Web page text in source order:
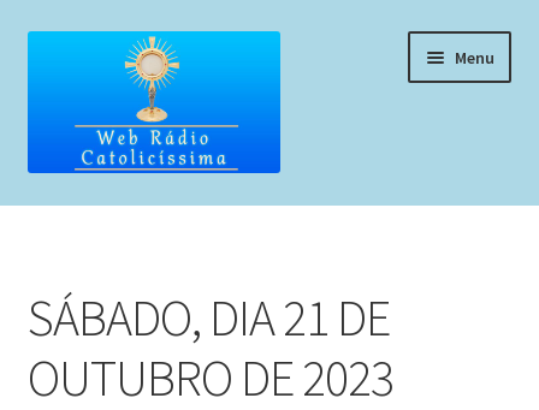
conteúdo
Menu
Home
Liturgia Diária
Horários de missas
SÁBADO, DIA 21 DE
OUTUBRO DE 2023